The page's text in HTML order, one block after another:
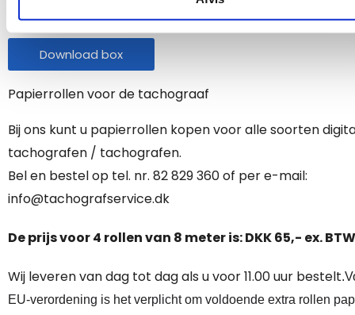
Download box
Papierrollen voor de tachograaf
Bij ons kunt u papierrollen kopen voor alle soorten
tachografen / tachografen.
Bel en bestel op tel. nr. 82 829 360 of per e-mail:
info@tachografservice.dk
De prijs voor 4 rollen van 8 meter is: DKK 65,- ex. BTW
Wij leveren van dag tot dag als u voor 11.00 uur bestelt
EU-verordening is het verplicht om voldoende extra rollen